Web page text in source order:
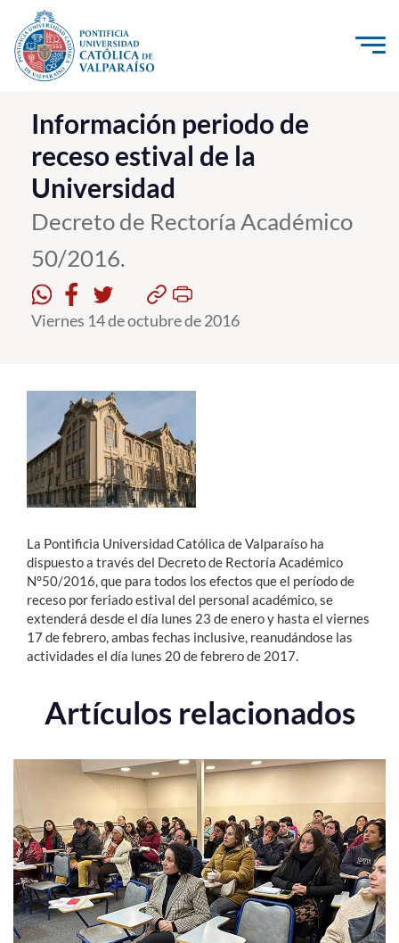
Click acá para ir directamente al contenido
La Universidad
Investigación, Creación e Innovación
PUCV Internacional
Vinculación con el Medio
Admisión
Pregrado
Formación Continua
Estudiantes
Académicos
Alumni
English
Información periodo de
receso estival de la
Universidad
Decreto de Rectoría Académico
50/2016.
Viernes 14 de octubre de 2016
La Pontificia Universidad Católica de Valparaíso ha
dispuesto a través del Decreto de Rectoría Académico
N°50/2016, que para todos los efectos que el período de
receso por feriado estival del personal académico, se
extenderá desde el día lunes 23 de enero y hasta el viernes
17 de febrero, ambas fechas inclusive, reanudándose las
actividades el día lunes 20 de febrero de 2017.
Artículos relacionados